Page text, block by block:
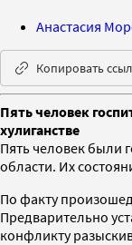
Анастасия
Копировать
Пять человек
хулиганстве
Пять человек были
области. Их
По факту
Предварительно
конфликту